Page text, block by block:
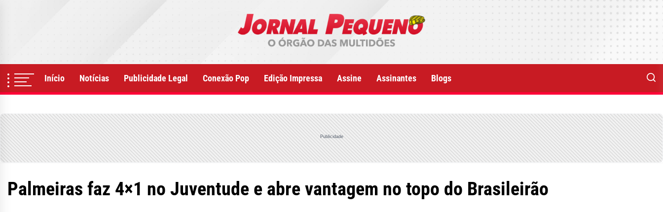
Início Notícias Publicidade Legal Conexão Pop Edição Impressa Assine Assinantes Blogs
Publicidade
Palmeiras faz 4×1 no Juventude e abre vantagem no topo do Brasileirão